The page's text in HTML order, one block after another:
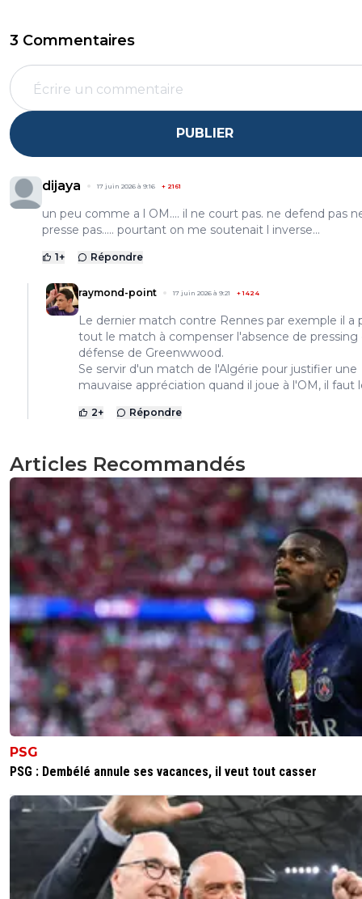
3 Commentaires
PUBLIER
dijaya 17 juin 2026 à 9:16 + 2161
un peu comme a l OM.... il ne court pas. ne defend pas
presse pas..... pourtant on me soutenait l inverse...
1+ Répondre
raymond-point 17 juin 2026 à 9:21 +1424
Le dernier match contre Rennes par exemple il a
tout le match à compenser l'absence de pressing
défense de Greenwwood.
Se servir d'un match de l'Algérie pour justifier une
mauvaise appréciation quand il joue à l'OM, il faut
2+ Répondre
Articles Recommandés
PSG
PSG : Dembélé annule ses vacances, il veut tout casser